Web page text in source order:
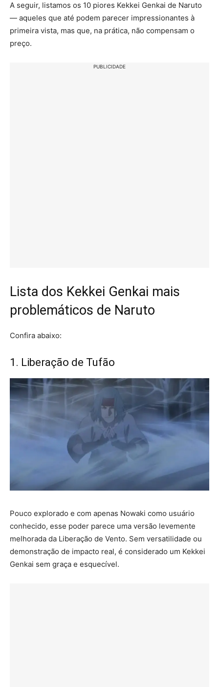
A seguir, listamos os 10 piores Kekkei Genkai de Naruto
— aqueles que até podem parecer impressionantes à
primeira vista, mas que, na prática, não compensam o
preço.
PUBLICIDADE
Lista dos Kekkei Genkai mais
problemáticos de Naruto
Confira abaixo:
1. Liberação de Tufão
Pouco explorado e com apenas Nowaki como usuário
conhecido, esse poder parece uma versão levemente
melhorada da Liberação de Vento. Sem versatilidade ou
demonstração de impacto real, é considerado um Kekkei
Genkai sem graça e esquecível.